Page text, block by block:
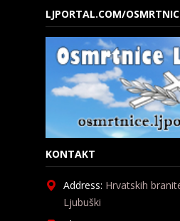
LJPORTAL.COM/
KONTAKT
Address: Hrvatskih
Ljubuški